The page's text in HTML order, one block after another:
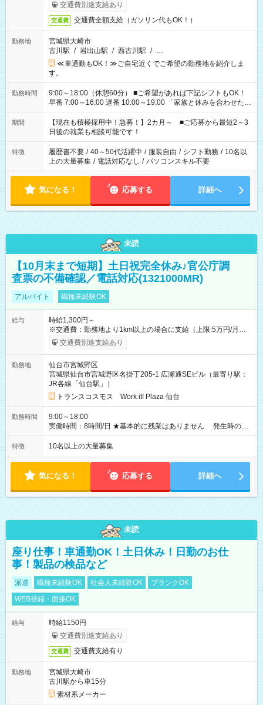
交通費別途支給あり
交通費 交通費全額支給（ガソリン代もOK！）
勤務地
宮城県大崎市
古川駅 / 岩出山駅 / 西古川駅 / …
≪車通勤もOK！≫ご自宅近くでご希望の勤務地を紹介しま
す。
勤務時間
9:00～18:00（休憩60分） ■ご希望があれば下記シフトもOK！
早番 7:00～16:00 遅番 10:00～19:00 「家族と休みを合わせた
い」 「余裕を持って夕飯の準備がしたい」 「できれば残業はし
たくない」 など、ご希望を教えてくださいね。 ※Wワーク希望
の方へ 今ご覧のお仕事で希望する勤務時間と、もう1つのお仕事
の勤務時間。 合計で週40時間を超える場合は応募できません。
期間
【現在も積極採用中！急募！】2カ月～ ■ご応募から最短2～3
日後の就業も相談可能です！
特徴 履歴書不要 / 40～50代活躍中 / 服装自由 / シフト勤務 / 10名以
上の大量募集 / 電話対応なし / パソコンスキル不要
気になる！ 応募する 詳細へ
未読
【10月末まで短期】土日祝完全休み♪官公庁調
査票の不備確認／電話対応(1321000MR)
アルバイト 職種未経験OK
給与
時給1,300円～
※交通費：勤務地より1km以上の場合に支給（上限:5万円/月・
2,500円/日） ※残業代：残業発生時は1分単位で支給 ※研修中の
給与変動なし ＜ 収入例 ＞ ■週5日勤務の場合… 月収22万8,800
4日勤務の場合… 月収16万6,400円以上可能 ※交通費別途支給
（時給1,300円×8時間×16日） 【試用期間】試用期間なし
交通費別途支給あり
勤務地
仙台市宮城野区
宮城県仙台市宮城野区名掛丁205-1 広瀬通SEビル（最寄り駅：
JR各線「仙台駅」）
トランスコスモス Work it! Plaza 仙台
勤務時間
9:00～18:00
実働時間：8時間/日 ★基本的に残業はありません 発生時の残
業代は1分単位で支給いたします
特徴 10名以上の大量募集
気になる！ 応募する 詳細へ
未読
座り仕事！車通勤OK！土日休み！日勤のお仕
事！製品の検品など
派遣 職種未経験OK 社会人未経験OK
ブランクOK
WEB登録・面接OK
給与
時給1150円
交通費別途支給あり
交通費 交通費支給有り
勤務地
宮城県大崎市
古川駅から車15分
素材系メーカー